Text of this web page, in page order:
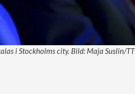
i Stockholms city. Bild: Maja Suslin/TT